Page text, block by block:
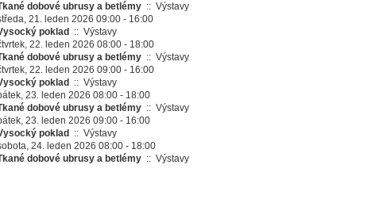
dobové ubrusy a betlémy :: Výstavy
21. leden 2026 09:00 - 16:00
poklad
:: Výstavy
22. leden 2026 08:00 - 18:00
dobové ubrusy a betlémy :: Výstavy
22. leden 2026 09:00 - 16:00
poklad
:: Výstavy
23. leden 2026 08:00 - 18:00
dobové ubrusy a betlémy :: Výstavy
23. leden 2026 09:00 - 16:00
poklad
:: Výstavy
24. leden 2026 08:00 - 18:00
dobové ubrusy a betlémy :: Výstavy